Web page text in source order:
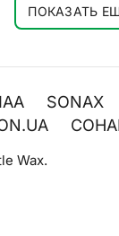
ПОКАЗАТЬ
SONAX
Wax.